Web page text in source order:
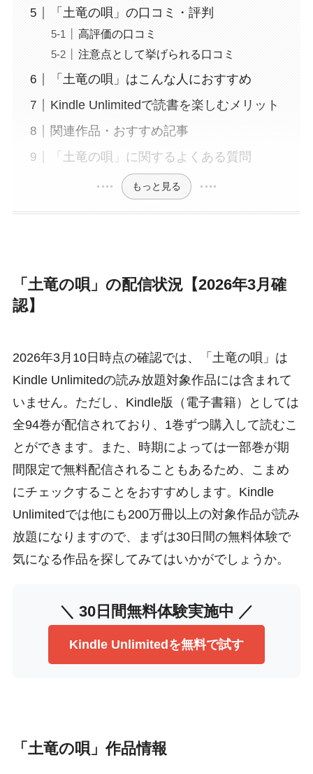
「土竜の唄」の口コミ・評判
高評価の口コミ
注意点として挙げられる口コミ
「土竜の唄」はこんな人におすすめ
Kindle Unlimitedで読書を楽しむメリット
関連作品・おすすめ記事
「土竜の唄」に関するよくある質問
もっと見る
「土竜の唄」の配信状況【2026年3月確
認】
2026年3月10日時点の確認では、「土竜の唄」は
Kindle Unlimitedの読み放題対象作品には含まれて
いません。ただし、Kindle版（電子書籍）としては
全94巻が配信されており、1巻ずつ購入して読むこ
とができます。また、時期によっては一部巻が期
間限定で無料配信されることもあるため、こまめ
にチェックすることをおすすめします。Kindle
Unlimitedでは他にも200万冊以上の対象作品が読み
放題になりますので、まずは30日間の無料体験で
気になる作品を探してみてはいかがでしょうか。
＼ 30日間無料体験実施中 ／
Kindle Unlimitedを無料で試す
「土竜の唄」作品情報